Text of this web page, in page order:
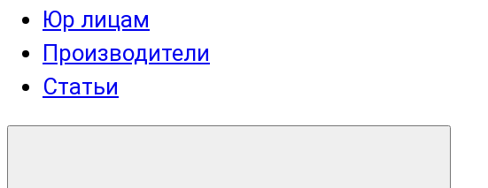
Юр лицам
Производители
Статьи